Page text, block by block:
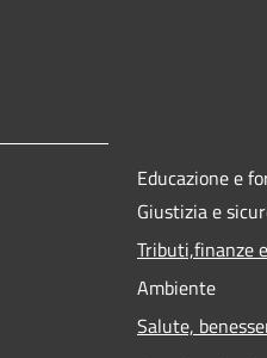
Educazione e
Giustizia e
Tributi,finanze
Ambiente
Salute,